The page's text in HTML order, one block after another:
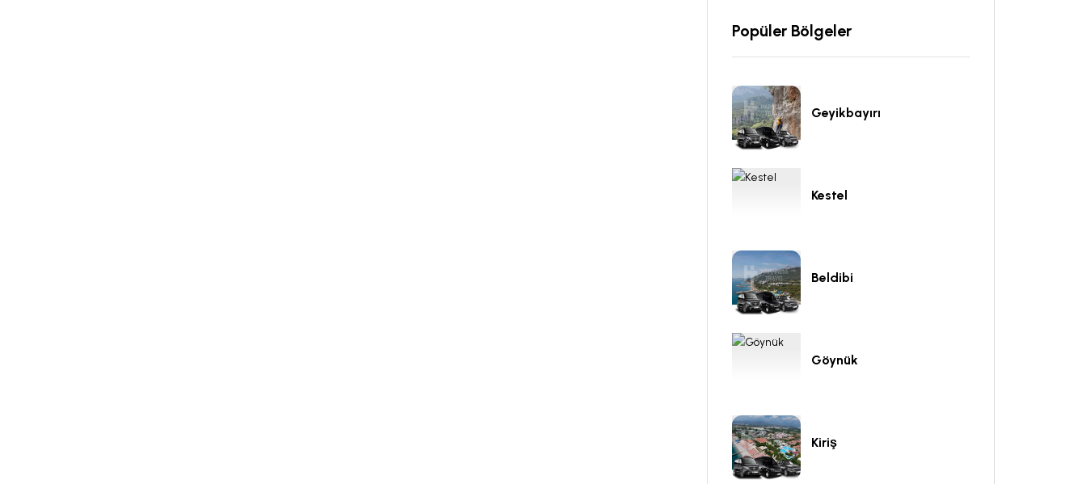
Popüler Bölgeler
Geyikbayırı
Kestel
Beldibi
Göynük
Kiriş